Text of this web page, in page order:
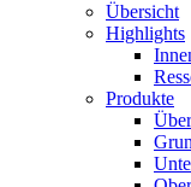
Übersicht
Highlights
Produkte